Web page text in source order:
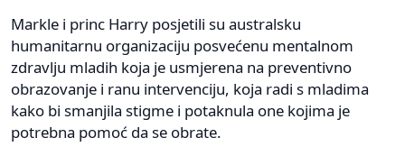
Markle i princ Harry posjetili su australsku
humanitarnu organizaciju posvećenu mentalnom
zdravlju mladih koja je usmjerena na preventivno
obrazovanje i ranu intervenciju, koja radi s mladima
kako bi smanjila stigme i potaknula one kojima je
potrebna pomoć da se obrate.